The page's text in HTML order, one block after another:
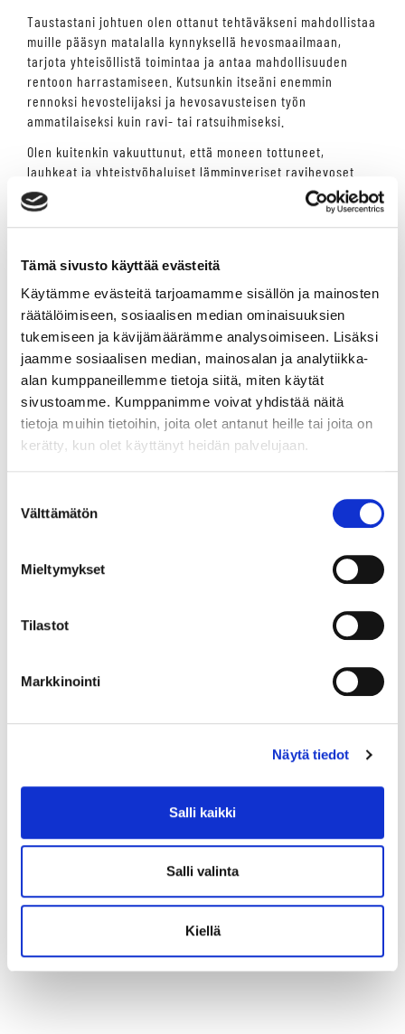
Tämä sivusto käyttää evästeitä
Käytämme evästeitä tarjoamamme sisällön ja mainosten
räätälöimiseen, sosiaalisen median ominaisuuksien
tukemiseen ja kävijämäärämme analysoimiseen. Lisäksi
jaamme sosiaalisen median, mainosalan ja analytiikka-
alan kumppaneillemme tietoja siitä, miten käytät
sivustoamme. Kumppanimme voivat yhdistää näitä
tietoja muihin tietoihin, joita olet antanut heille tai joita on
kerätty, kun olet käyttänyt heidän palvelujaan.
valinta
Välttämätön
Mieltymykset
Tilastot
Markkinointi
Näytä tiedot
Salli kaikki
Salli valinta
Kiellä
Taustastani johtuen olen ottanut tehtäväkseni mahdollistaa
muille pääsyn matalalla kynnyksellä hevosmaailmaan,
tarjota yhteisöllistä toimintaa ja antaa mahdollisuuden
rentoon harrastamiseen. Kutsunkin itseäni enemmin
rennoksi hevostelijaksi ja hevosavusteisen työn
ammatilaiseksi kuin ravi- tai ratsuihmiseksi.
Olen kuitenkin vakuuttunut, että moneen tottuneet,
lauhkeat ja yhteistyöhaluiset lämminveriset ravihevoset
soveltuvat mitä parhaimmin hevosavusteiseen toimintaan ja
tallimme hevoset ovat minulle mitä parhaita työkavereita.
ihmisten ja hevosten vuorovaikutuksesta, joten saatat
ravitouhuissa.
Tulevaisuudessa toivon saattavani yhä useampia ihmisiä
upeiden hevosten pariin ja toivottamaan tervetulleeksi
meidän hevosyhteisöön. Tallilta löytyy jokaiselle jotain
tekemistä, myös oma mielihevonen sekä uusia ihmisystäviä.
Nähdään tallilla!